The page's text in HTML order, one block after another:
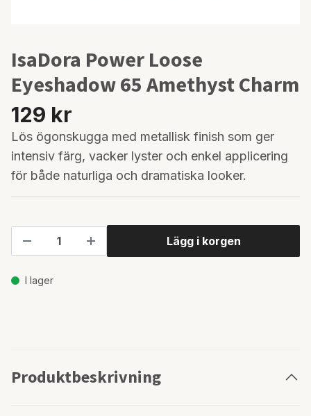
IsaDora Power Loose
Eyeshadow 65 Amethyst Charm
129 kr
Lös ögonskugga med metallisk finish som ger
intensiv färg, vacker lyster och enkel applicering
för både naturliga och dramatiska looker.
Lägg i korgen
I lager
Produktbeskrivning